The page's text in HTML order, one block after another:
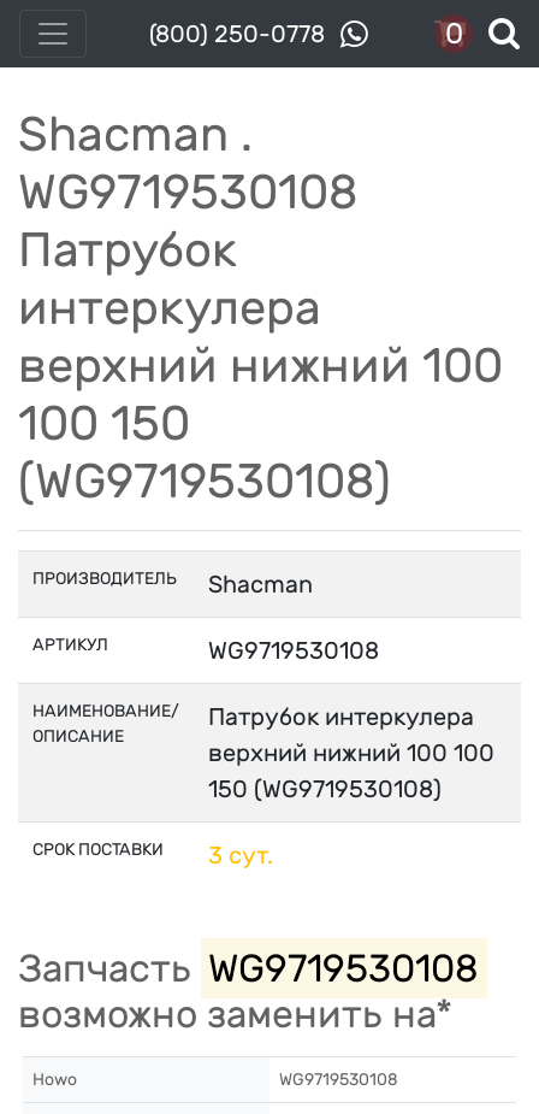
(800) 250-0778 0
Shacman .
WG9719530108
Патрубок
интеркулера
верхний нижний 100
100 150
(WG9719530108)
ПРОИЗВОДИТЕЛЬ Shacman
АРТИКУЛ WG9719530108
НАИМЕНОВАНИЕ/
ОПИСАНИЕ
Патрубок интеркулера
верхний нижний 100 100
150 (WG9719530108)
СРОК ПОСТАВКИ 3 сут.
Запчасть WG9719530108
возможно заменить на*
Howo WG9719530108